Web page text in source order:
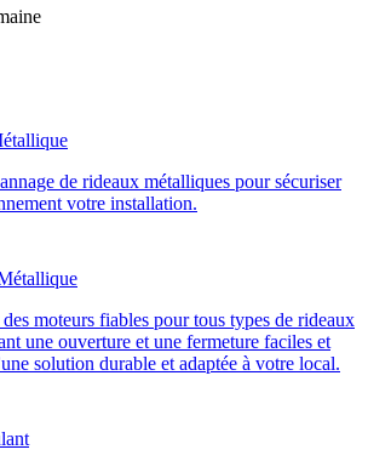
de rideaux métalliques pour sécuriser
votre installation.
moteurs fiables pour tous types de rideaux
une ouverture et une fermeture faciles et
solution durable et adaptée à votre local.